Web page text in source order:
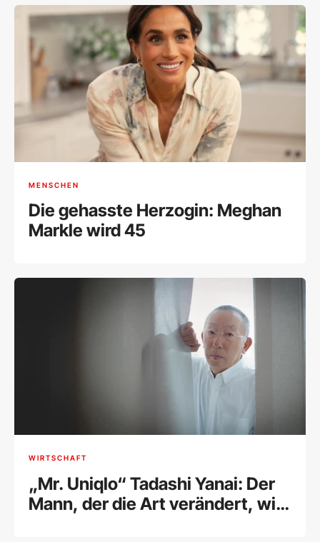
MENSCHEN
Die gehasste Herzogin: Meghan
Markle wird 45
WIRTSCHAFT
„Mr. Uniqlo“ Tadashi Yanai: Der
Mann, der die Art verändert, wie